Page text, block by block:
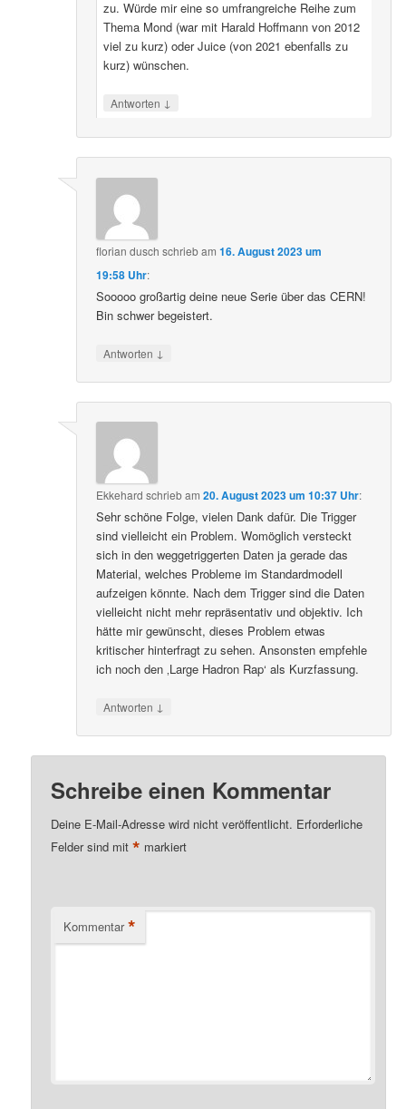
zu. Würde mir eine so umfrangreiche Reihe zum
Thema Mond (war mit Harald Hoffmann von 2012
viel zu kurz) oder Juice (von 2021 ebenfalls zu
kurz) wünschen.
Antworten ↓
florian dusch schriebam16. August 2023 um
19:58 Uhr:
Sooooo großartig deine neue Serie über das CERN!
Bin schwer begeistert.
Antworten ↓
Ekkehard schriebam20. August 2023 um 10:37 Uhr:
Sehr schöne Folge, vielen Dank dafür. Die Trigger
sind vielleicht ein Problem. Womöglich versteckt
sich in den weggetriggerten Daten ja gerade das
Material, welches Probleme im Standardmodell
aufzeigen könnte. Nach dem Trigger sind die Daten
vielleicht nicht mehr repräsentativ und objektiv. Ich
hätte mir gewünscht, dieses Problem etwas
kritischer hinterfragt zu sehen. Ansonsten empfehle
ich noch den ‚Large Hadron Rap‘ als Kurzfassung.
Antworten ↓
Schreibe einen Kommentar
Deine E-Mail-Adresse wird nicht veröffentlicht. Erforderliche
Felder sind mit* markiert
Kommentar *